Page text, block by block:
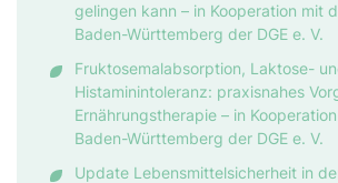
gelingen kann – in Kooperation mit
Baden-Württemberg der DGE e. V.
Fruktosemalabsorption, Laktose-
Histaminintoleranz: praxisnahes
Ernährungstherapie – in
Baden-Württemberg der DGE e. V.
Update Lebensmittelsicherheit in